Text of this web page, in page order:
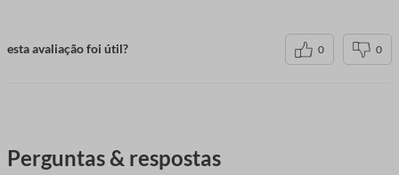
esta avaliação foi útil? 0 0
Perguntas & respostas